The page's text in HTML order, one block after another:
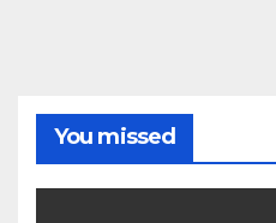
You missed